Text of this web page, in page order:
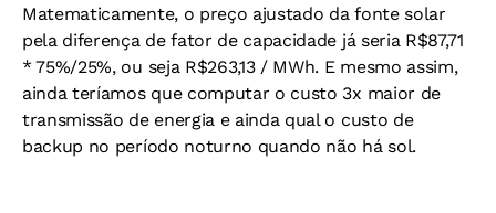
Matematicamente, o preço ajustado da fonte solar
pela diferença de fator de capacidade já seria R$87,71
* 75%/25%, ou seja R$263,13 / MWh. E mesmo assim,
ainda teríamos que computar o custo 3x maior de
transmissão de energia e ainda qual o custo de
backup no período noturno quando não há sol.